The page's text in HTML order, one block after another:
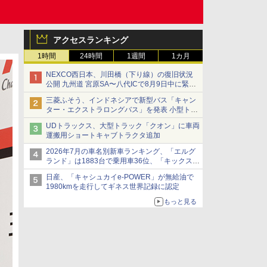
アクセスランキング
1時間 24時間 1週間 1カ月
NEXCO西日本、川田橋（下り線）の復旧状況
公開 九州道 宮原SA〜八代ICで8月9日中に緊急
車両を通行可能に
三菱ふそう、インドネシアで新型バス「キャン
ター・エクストラロングバス」を発表 小型トラ
ックベースの観光・旅客輸送向けバス
UDトラックス、大型トラック「クオン」に車両
運搬用ショートキャブトラクタ追加
2026年7月の車名別新車ランキング、「エルグ
ランド」は1883台で乗用車36位、「キックス」
は2591台で27位に
日産、「キャシュカイe-POWER」が無給油で
1980kmを走行してギネス世界記録に認定
もっと見る